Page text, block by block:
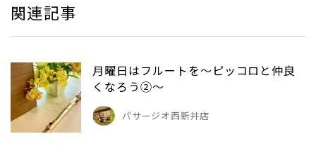
関連記事
月曜日はフルートを～ピッコロと仲良
くなろう②～
パサージオ西新井店